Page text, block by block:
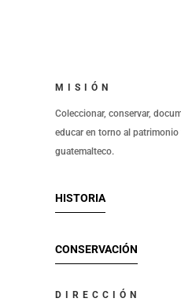
MISIÓN
Coleccionar, conservar,
educar en torno al
guatemalteco.
HISTORIA
CONSERVACIÓN
DIRECCIÓN